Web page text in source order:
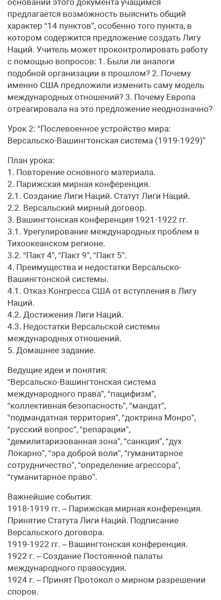
основании этого документа учащимся
предлагается возможность выяснить общий
характер “14 пунктов”, особенно того пункта, в
котором содержится предложение создать Лигу
Наций. Учитель может проконтролировать работу
с помощью вопросов: 1. Были ли аналоги
подобной организации в прошлом? 2. Почему
именно США предложили изменить саму модель
международных отношений? 3. Почему Европа
отреагировала на это предложение неоднозначно?
Урок 2: “Послевоенное устройство мира:
Версальско-Вашингтонская система (1919-1929)”
План урока:
1. Повторение основного материала.
2. Парижская мирная конференция.
2.1. Создание Лиги Наций. Статут Лиги Наций.
2.2. Версальский мирный договор.
3. Вашингтонская конференция 1921-1922 гг.
3.1. Урегулирование международных проблем в
Тихоокеанском регионе.
3.2. “Пакт 4”, “Пакт 9”, “Пакт 5”.
4. Преимущества и недостатки Версальско-
Вашингтонской системы.
4.1. Отказ Конгресса США от вступления в Лигу
Наций.
4.2. Достижения Лиги Наций.
4.3. Недостатки Версальской системы
международных отношений.
5. Домашнее задание.
Ведущие идеи и понятия:
“Версальско-Вашингтонская система
международного права”, “пацифизм”,
“коллективная безопасность”, “мандат”,
“подмандатная территория”, “доктрина Монро”,
“русский вопрос”, “репарации”,
“демилитаризованная зона”, “санкция”, “дух
Локарно”, “эра доброй воли”, “гуманитарное
сотрудничество”, “определение агрессора”,
“гуманитарное право”.
Важнейшие события:
1918-1919 гг. – Парижская мирная конференция.
Принятие Статута Лиги Наций. Подписание
Версальского договора.
1919-1922 гг. – Вашингтонская конференция.
1922 г. – Создание Постоянной палаты
международного правосудия.
1924 г. – Принят Протокол о мирном разрешении
споров.